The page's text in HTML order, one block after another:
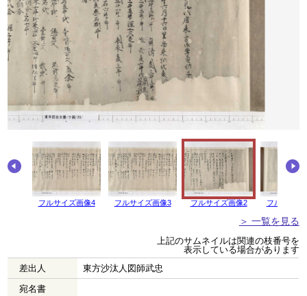
フルサイズ画像4 フルサイズ画像3 フルサイズ画像2 フルサイズ
＞ 一覧を見る
上記のサムネイルは関連の枝番号を
表示している場合があります
差出人
東方沙汰人図師武忠
宛名書